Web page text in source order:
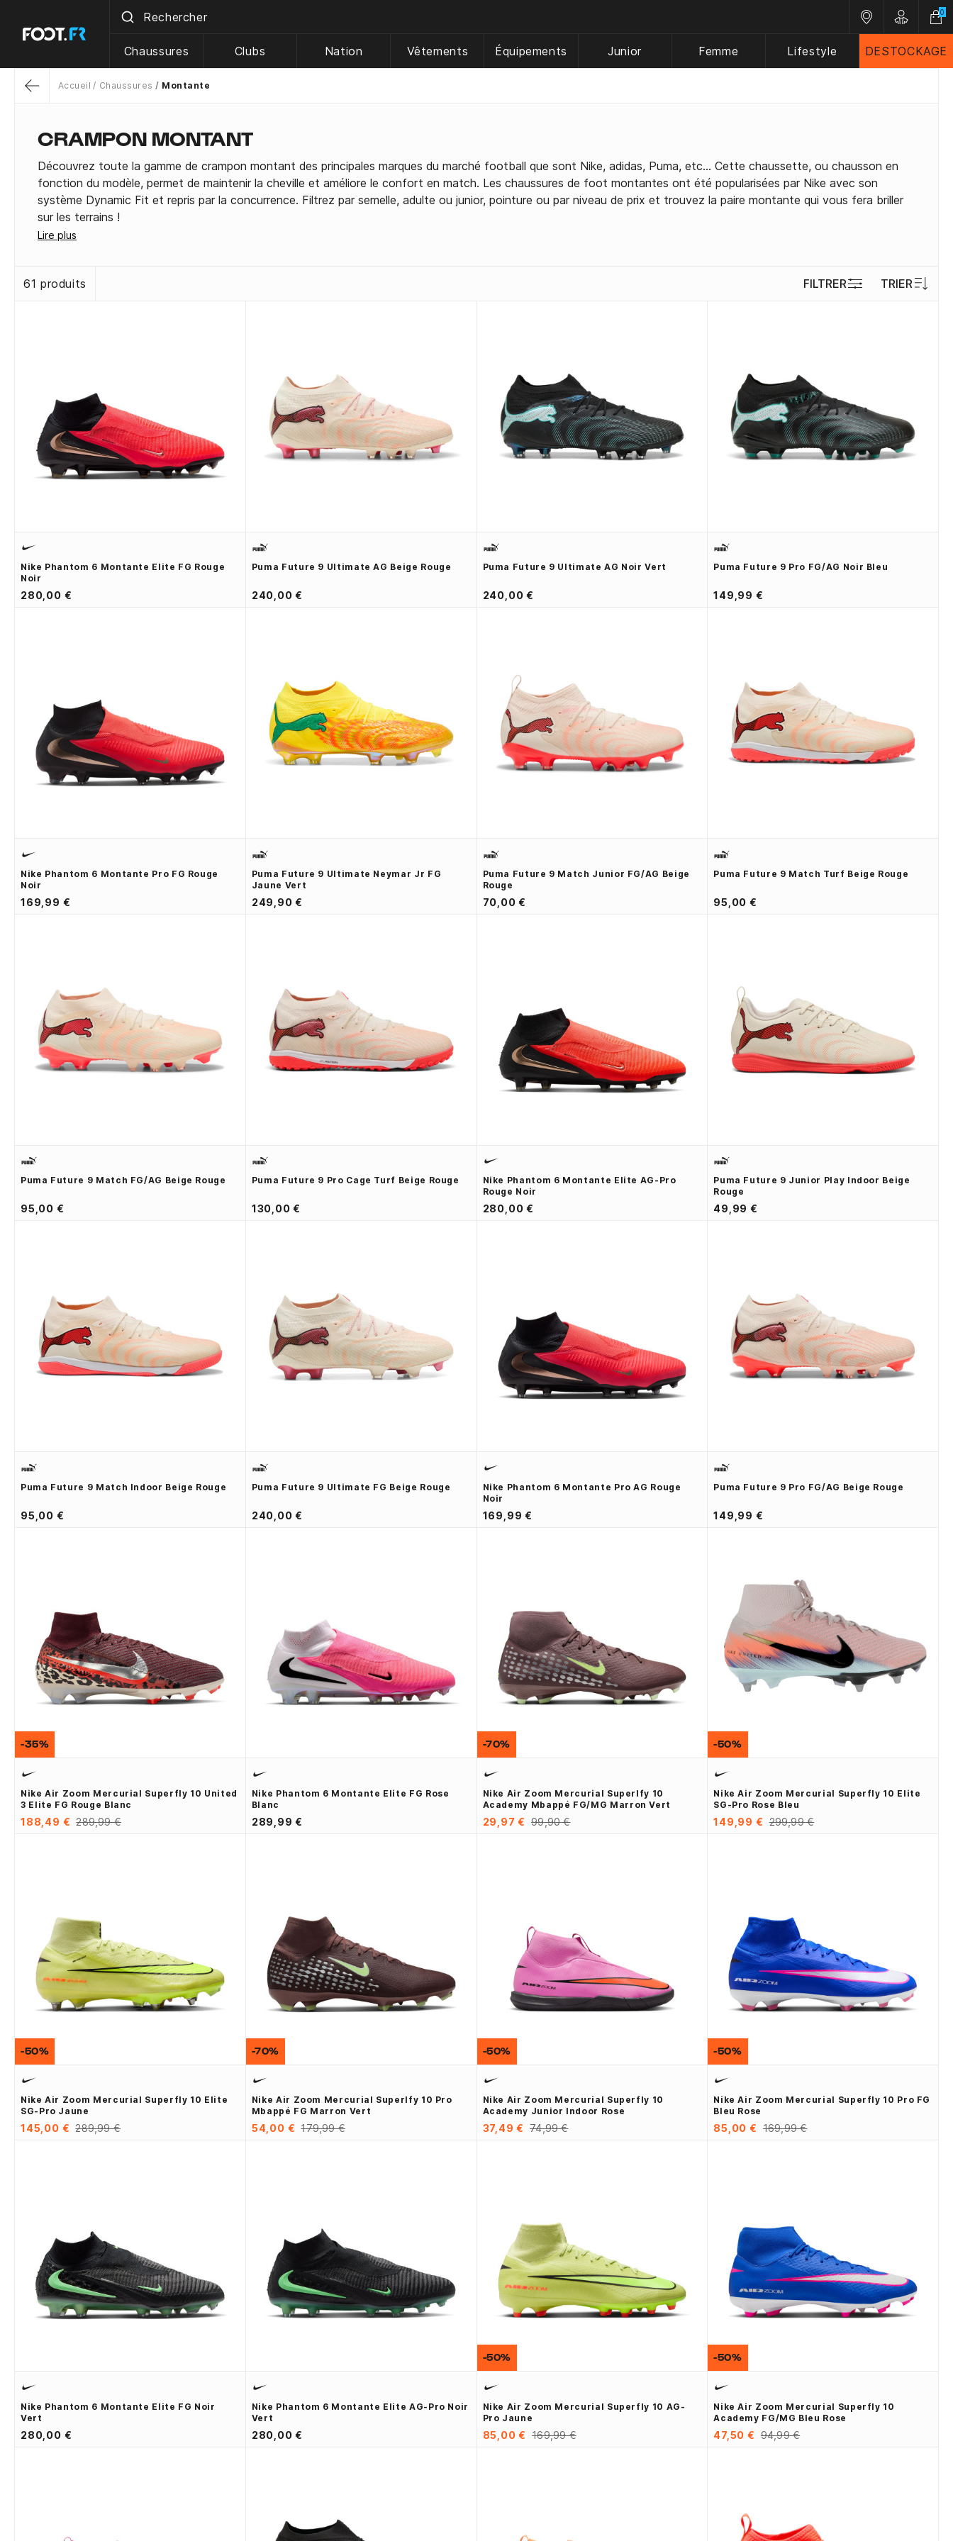
Nos magasins
Customer
0
Chaussures Clubs Nation Vêtements Équipements Junior Femme Lifestyle DESTOCKAGE
Accueil Chaussures Montante
CRAMPON MONTANT
Découvrez toute la gamme de crampon montant des principales marques du marché football que sont Nike, adidas, Puma, etc... Cette chaussette, ou chausson en
fonction du modèle, permet de maintenir la cheville et améliore le confort en match. Les chaussures de foot montantes ont été popularisées par Nike avec son
système Dynamic Fit et repris par la concurrence. Filtrez par semelle, adulte ou junior, pointure ou par niveau de prix et trouvez la paire montante qui vous fera briller
sur les terrains !
Lire plus
61 produits FILTRER TRIER
Nike Phantom 6 Montante Elite FG Rouge
Noir
280,00 €
Puma Future 9 Ultimate AG Beige Rouge
240,00 €
Puma Future 9 Ultimate AG Noir Vert
240,00 €
Puma Future 9 Pro FG/AG Noir Bleu
149,99 €
Nike Phantom 6 Montante Pro FG Rouge
Noir
169,99 €
Puma Future 9 Ultimate Neymar Jr FG
Jaune Vert
249,90 €
Puma Future 9 Match Junior FG/AG Beige
Rouge
70,00 €
Puma Future 9 Match Turf Beige Rouge
95,00 €
Puma Future 9 Match FG/AG Beige Rouge
95,00 €
Puma Future 9 Pro Cage Turf Beige Rouge
130,00 €
Nike Phantom 6 Montante Elite AG-Pro
Rouge Noir
280,00 €
Puma Future 9 Junior Play Indoor Beige
Rouge
49,99 €
Puma Future 9 Match Indoor Beige Rouge
95,00 €
Puma Future 9 Ultimate FG Beige Rouge
240,00 €
Nike Phantom 6 Montante Pro AG Rouge
Noir
169,99 €
Puma Future 9 Pro FG/AG Beige Rouge
149,99 €
Nike Air Zoom Mercurial Superfly 10 United
3 Elite FG Rouge Blanc
188,49 € 289,99 €
-35%
Nike Phantom 6 Montante Elite FG Rose
Blanc
289,99 €
Nike Air Zoom Mercurial Superlfy 10
Academy Mbappé FG/MG Marron Vert
29,97 € 99,90 €
-70%
Nike Air Zoom Mercurial Superfly 10 Elite
SG-Pro Rose Bleu
149,99 € 299,99 €
-50%
Nike Air Zoom Mercurial Superfly 10 Elite
SG-Pro Jaune
145,00 € 289,99 €
-50%
Nike Air Zoom Mercurial Superlfy 10 Pro
Mbappé FG Marron Vert
54,00 € 179,99 €
-70%
Nike Air Zoom Mercurial Superfly 10
Academy Junior Indoor Rose
37,49 € 74,99 €
-50%
Nike Air Zoom Mercurial Superfly 10 Pro FG
Bleu Rose
85,00 € 169,99 €
-50%
Nike Phantom 6 Montante Elite FG Noir
Vert
280,00 €
Nike Phantom 6 Montante Elite AG-Pro Noir
Vert
280,00 €
Nike Air Zoom Mercurial Superfly 10 AG-
Pro Jaune
85,00 € 169,99 €
-50%
Nike Air Zoom Mercurial Superfly 10
Academy FG/MG Bleu Rose
47,50 € 94,99 €
-50%